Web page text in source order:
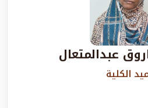
عبدالمتعال
الكلية